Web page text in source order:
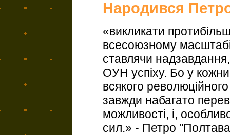
Народився
«викликати
всесоюзному
ставлячи
ОУН успіху. Бо у
всякого
завжди набагато
можливості, і,
сил.» - Петро